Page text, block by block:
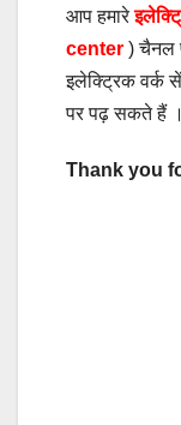
आप हमारे
center ) चैनल
इलेक्ट्रिक वर्क
पर पढ़ सकते हैं ।
Thank you